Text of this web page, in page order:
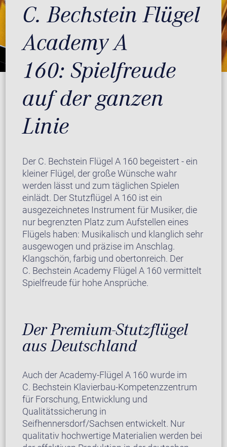
C. Bechstein Flügel
Academy A
160: Spielfreude
auf der ganzen
Linie
Der C. Bechstein Flügel A 160 begeistert - ein
kleiner Flügel, der große Wünsche wahr
werden lässt und zum täglichen Spielen
einlädt. Der Stutzflügel A 160 ist ein
ausgezeichnetes Instrument für Musiker, die
nur begrenzten Platz zum Aufstellen eines
Flügels haben: Musikalisch und klanglich sehr
ausgewogen und präzise im Anschlag.
Klangschön, farbig und obertonreich. Der
C. Bechstein Academy Flügel A 160 vermittelt
Spielfreude für hohe Ansprüche.
Der Premium-Stutzflügel
aus Deutschland
Auch der Academy-Flügel A 160 wurde im
C. Bechstein Klavierbau-Kompetenzzentrum
für Forschung, Entwicklung und
Qualitätssicherung in
Seifhennersdorf/Sachsen entwickelt. Nur
qualitativ hochwertige Materialien werden bei